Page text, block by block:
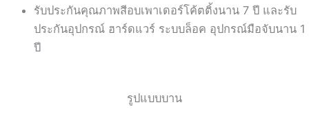
รับประกันคุณภาพสีอบเพาเดอร์โค้ตติ้งนาน 7 ปี และรับ
ประกันอุปกรณ์ ฮาร์ดแวร์ ระบบล็อค อุปกรณ์มือจับนาน 1
ปี
รูปแบบบาน